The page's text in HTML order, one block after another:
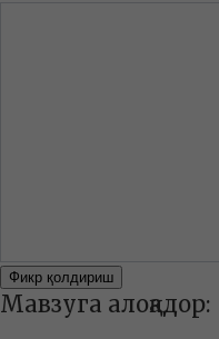
Фикр қолдириш
Мавзуга алоқадор: